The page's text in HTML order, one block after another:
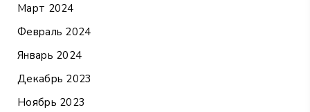
Март 2024
Февраль 2024
Январь 2024
Декабрь 2023
Ноябрь 2023